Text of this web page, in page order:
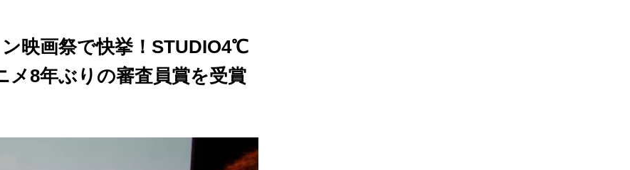
映画祭で快挙！STUDIO4℃
メ8年ぶりの審査員賞を受賞